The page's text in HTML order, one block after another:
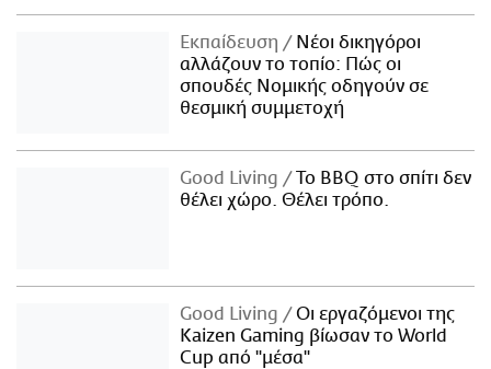
Εκπαίδευση
Νέοι δικηγόροι
αλλάζουν το τοπίο: Πώς οι
σπουδές Νομικής οδηγούν σε
θεσμική συμμετοχή
Good Living
Το BBQ στο σπίτι δεν
θέλει χώρο. Θέλει τρόπο.
Good Living
Οι εργαζόμενοι της
Kaizen Gaming βίωσαν το World
Cup από "μέσα"